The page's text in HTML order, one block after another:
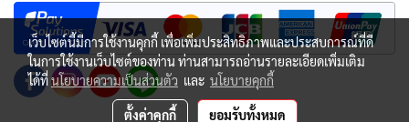
เว็บไซต์นี้มีการใช้งานคุกกี้ เพื่อเพิ่มประสิทธิภาพและประสบการณ์ที่ดี
ในการใช้งานเว็บไซต์ของท่าน ท่านสามารถอ่านรายละเอียดเพิ่มเติม
ได้ที่นโยบายความเป็นส่วนตัว และ นโยบายคุกกี้
ตั้งค่าคุกกี้ ยอมรับทั้งหมด